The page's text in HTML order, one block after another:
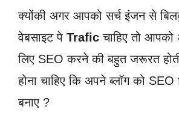
क्योंकी अगर आपको सर्च इंजन से
वेबसाइट पे Trafic चाहिए तो
लिए SEO करने की बहुत जरूरत
होना चाहिए कि अपने ब्लॉग को
बनाए ?